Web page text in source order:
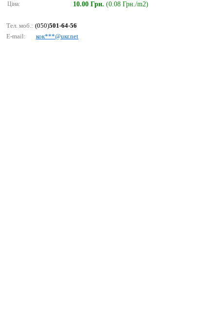
Ціна: 10.00 Грн. (0.08 Грн./m2)
Тел. моб.: (050)501-64-56
E-mail:
кок***@uкr.nеt